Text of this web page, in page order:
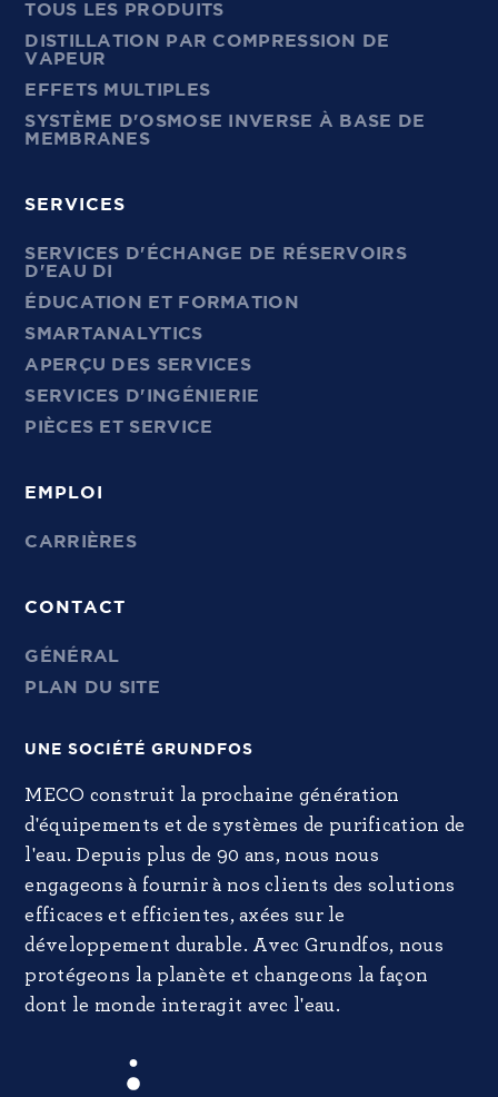
TOUS LES PRODUITS
DISTILLATION PAR COMPRESSION DE
VAPEUR
EFFETS MULTIPLES
SYSTÈME D'OSMOSE INVERSE À BASE DE
MEMBRANES
SERVICES
SERVICES D'ÉCHANGE DE RÉSERVOIRS
D'EAU DI
ÉDUCATION ET FORMATION
SMARTANALYTICS
APERÇU DES SERVICES
SERVICES D'INGÉNIERIE
PIÈCES ET SERVICE
EMPLOI
CARRIÈRES
CONTACT
GÉNÉRAL
PLAN DU SITE
UNE SOCIÉTÉ GRUNDFOS
MECO construit la prochaine génération
d'équipements et de systèmes de purification de
l'eau. Depuis plus de 90 ans, nous nous
engageons à fournir à nos clients des solutions
efficaces et efficientes, axées sur le
développement durable. Avec Grundfos, nous
protégeons la planète et changeons la façon
dont le monde interagit avec l'eau.